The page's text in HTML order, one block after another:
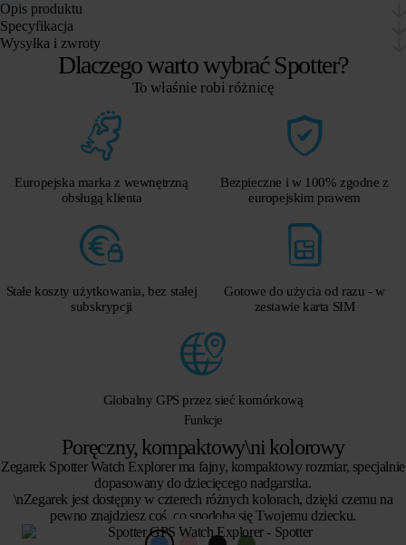
Opis produktu
Specyfikacja
Wysyłka i zwroty
Dlaczego warto wybrać Spotter?
To właśnie robi różnicę
Europejska marka z wewnętrzną
obsługą klienta
Bezpieczne i w 100% zgodne z
europejskim prawem
Stałe koszty użytkowania, bez stałej
subskrypcji
Gotowe do użycia od razu - w
zestawie karta SIM
Globalny GPS przez sieć komórkową
Funkcje
Poręczny, kompaktowy\ni kolorowy
Zegarek Spotter Watch Explorer ma fajny, kompaktowy rozmiar, specjalnie
dopasowany do dziecięcego nadgarstka.
\nZegarek jest dostępny w czterech różnych kolorach, dzięki czemu na
pewno znajdziesz coś, co spodoba się Twojemu dziecku.